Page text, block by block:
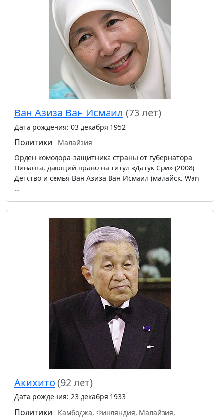
Ван Азиза Ван Исмаил (73 лет)
Дата рождения: 03 декабря 1952
Политики
Малайзия
Орден комодора-защитника страны от губернатора
Пинанга, дающий право на титул «Датук Сри» (2008)
Детство и семья Ван Азиза Ван Исмаил (малайск. Wan
…
Акихито (92 лет)
Дата рождения: 23 декабря 1933
Политики
Камбоджа, Финляндия, Малайзия,